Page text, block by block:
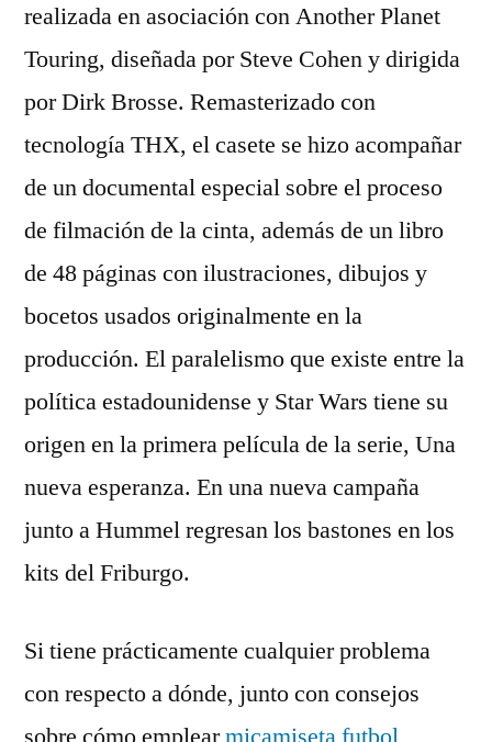
realizada en asociación con Another Planet
Touring, diseñada por Steve Cohen y dirigida
por Dirk Brosse. Remasterizado con
tecnología THX, el casete se hizo acompañar
de un documental especial sobre el proceso
de filmación de la cinta, además de un libro
de 48 páginas con ilustraciones, dibujos y
bocetos usados originalmente en la
producción. El paralelismo que existe entre la
política estadounidense y Star Wars tiene su
origen en la primera película de la serie, Una
nueva esperanza. En una nueva campaña
junto a Hummel regresan los bastones en los
kits del Friburgo.
Si tiene prácticamente cualquier problema
con respecto a dónde, junto con consejos